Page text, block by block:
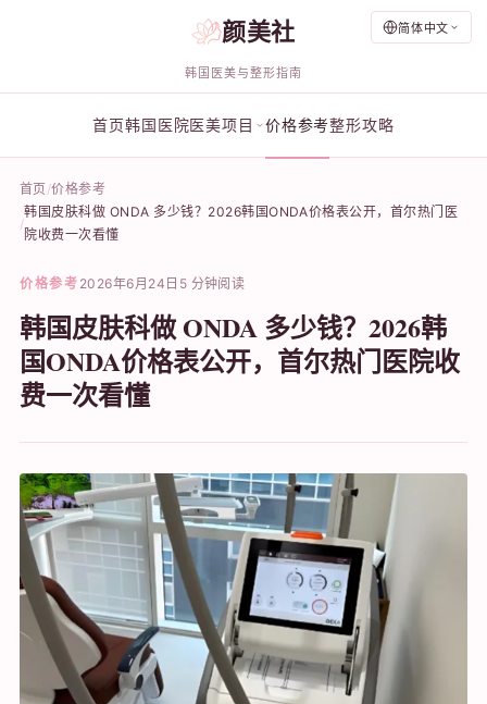
简体中文
颜美社
韩国医美与整形指南
首页韩国医院医美项目 价格参考整形攻略
首页 价格参考
韩国皮肤科做 ONDA 多少钱？2026韩国ONDA价格表公开，首尔热门医
院收费一次看懂
价格参考 2026年6月24日 5 分钟阅读
韩国皮肤科做 ONDA 多少钱？2026韩
国ONDA价格表公开，首尔热门医院收
费一次看懂